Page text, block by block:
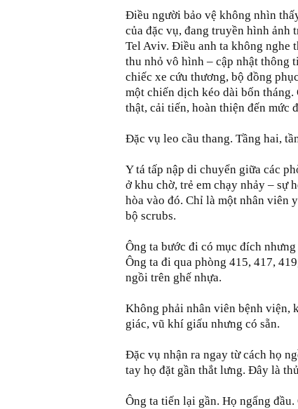
Điều người bảo vệ không nhìn
của đặc vụ, đang truyền hình ảnh
Tel Aviv. Điều anh ta không nghe
thu nhỏ vô hình – cập nhật thông
chiếc xe cứu thương, bộ đồng
một chiến dịch kéo dài bốn
thật, cải tiến, hoàn thiện đến mức
Đặc vụ leo cầu thang. Tầng hai,
Y tá tấp nập di chuyển giữa các
ở khu chờ, trẻ em chạy nhảy – sự
hòa vào đó. Chỉ là một nhân viên
bộ scrubs.
Ông ta bước đi có mục đích
Ông ta đi qua phòng 415, 417,
ngồi trên ghế nhựa.
Không phải nhân viên bệnh viện,
giác, vũ khí giấu nhưng có sẵn.
Đặc vụ nhận ra ngay từ cách họ
tay họ đặt gần thắt lưng. Đây là
Ông ta tiến lại gần. Họ ngẩng